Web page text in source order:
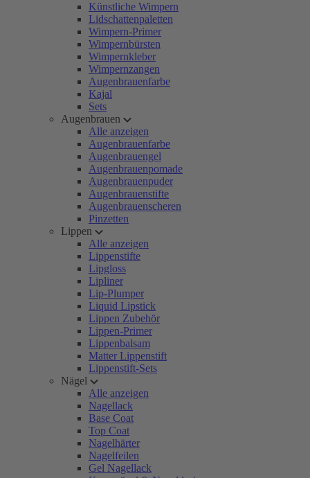
Künstliche Wimpern
Lidschattenpaletten
Wimpern-Primer
Wimpernbürsten
Wimpernkleber
Wimpernzangen
Augenbrauenfarbe
Kajal
Sets
Augenbrauen
Alle anzeigen
Augenbrauenfarbe
Augenbrauengel
Augenbrauenpomade
Augenbrauenpuder
Augenbrauenstifte
Augenbrauenscheren
Pinzetten
Lippen
Alle anzeigen
Lippenstifte
Lipgloss
Lipliner
Lip-Plumper
Liquid Lipstick
Lippen Zubehör
Lippen-Primer
Lippenbalsam
Matter Lippenstift
Lippenstift-Sets
Nägel
Alle anzeigen
Nagellack
Base Coat
Top Coat
Nagelhärter
Nagelfeilen
Gel Nagellack